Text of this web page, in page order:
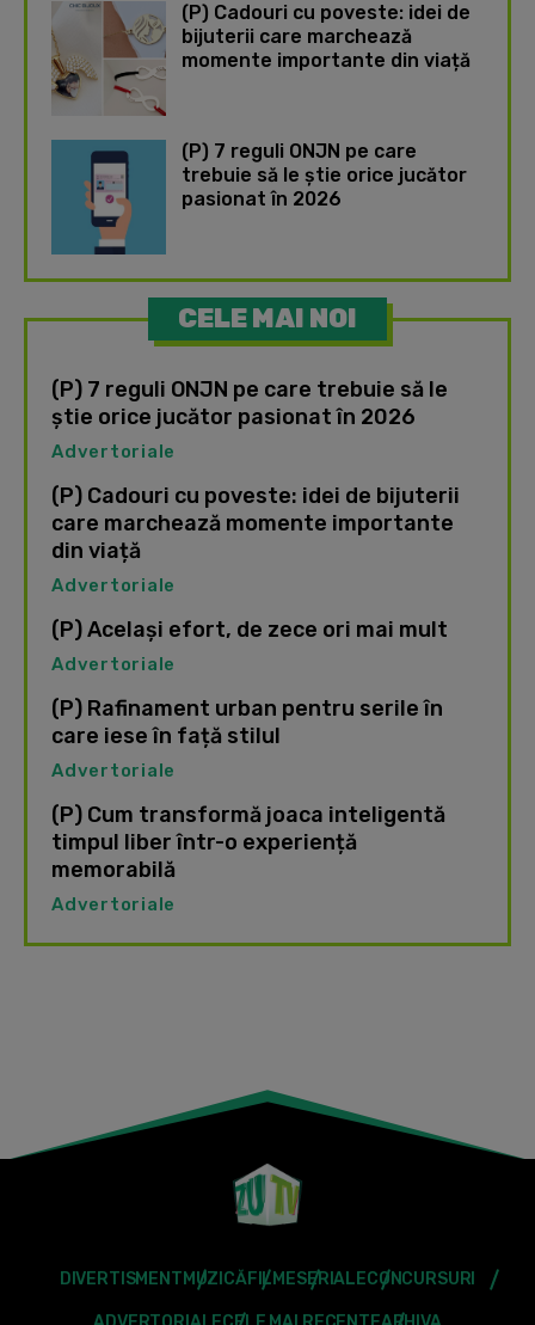
(P) Cadouri cu poveste: idei de
bijuterii care marchează
momente importante din viață
(P) 7 reguli ONJN pe care
trebuie să le știe orice jucător
pasionat în 2026
CELE MAI NOI
(P) 7 reguli ONJN pe care trebuie să le
știe orice jucător pasionat în 2026
Advertoriale
(P) Cadouri cu poveste: idei de bijuterii
care marchează momente importante
din viață
Advertoriale
(P) Același efort, de zece ori mai mult
Advertoriale
(P) Rafinament urban pentru serile în
care iese în față stilul
Advertoriale
(P) Cum transformă joaca inteligentă
timpul liber într-o experiență
memorabilă
Advertoriale
DIVERTISMENT MUZICĂFILMESERIALECONCURSURI